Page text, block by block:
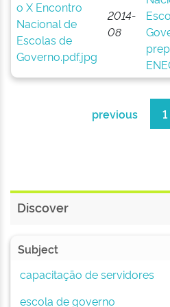
2014-
08
previous 1
Discover
Subject
capacitação de servidores
escola de governo